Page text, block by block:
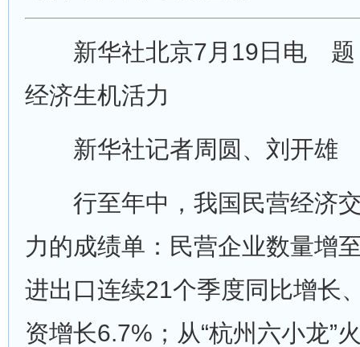
新华社北京7月19日电 题
经济生机活力
新华社记者周圆、刘开雄
行至年中，我国民营经济交
力的成绩单：民营企业数量增
进出口连续21个季度同比增长
资增长6.7%；从“杭州六小龙”